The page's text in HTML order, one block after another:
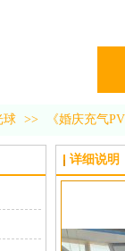
球 >> 《婚庆充气
详细说明